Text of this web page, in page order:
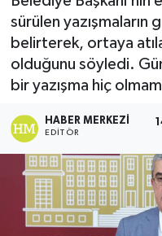
sürülen yazışmaların
belirterek, ortaya
olduğunu söyledi.
bir yazışma hiç
HABER MERKEZI
EDITÖR